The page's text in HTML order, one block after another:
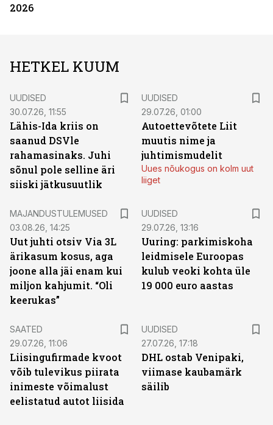
2026
HETKEL KUUM
UUDISED
30.07.26, 11:55
Lähis-Ida kriis on
saanud DSVle
rahamasinaks. Juhi
sõnul pole selline äri
siiski jätkusuutlik
UUDISED
29.07.26, 01:00
Autoettevõtete Liit
muutis nime ja
juhtimismudelit
Uues nõukogus on kolm uut
liiget
MAJANDUSTULEMUSED
03.08.26, 14:25
Uut juhti otsiv Via 3L
ärikasum kosus, aga
joone alla jäi enam kui
miljon kahjumit. “Oli
keerukas”
UUDISED
29.07.26, 13:16
Uuring: parkimiskoha
leidmisele Euroopas
kulub veoki kohta üle
19 000 euro aastas
SAATED
29.07.26, 11:06
Liisingufirmade kvoot
võib tulevikus piirata
inimeste võimalust
eelistatud autot liisida
UUDISED
27.07.26, 17:18
DHL ostab Venipaki,
viimase kaubamärk
säilib